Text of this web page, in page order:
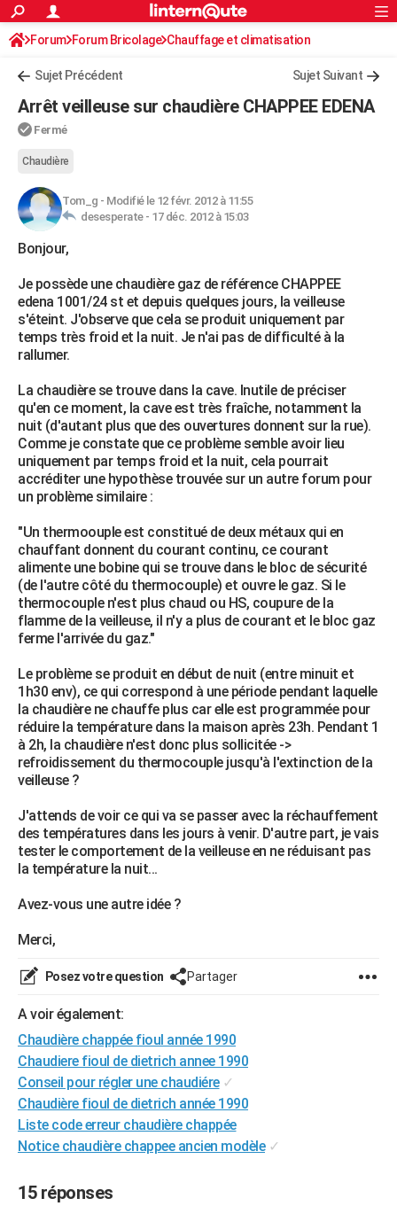
ACTUALITÉS
Politique
Société
Faits Divers
Education
Monde
Villes
+
Programme TV
TNTStreaming
Cinéma
Sorties cinéma
Musique
+FINANCE
Retraite
Impôts
Epargne
Immobilier
Risques naturels par ville
Banque
Assurance
Crédit
AUTO
Essais
Réserver un essai
Citadines
Berlines
SUV
Forum auto
+
HIGH-TECH
Mobiles
Meilleur smartphone
Internet
Ordinateurs
Jeux vidéo
Guide high-tech
Guides de France
Escapades
Patrimoine
Expositions
Musées
Week-end nature
+LIFESTYLE
Art de vivre
Bien-être
Loisirs
Mode
Modes de vie
SANTE
VOYAGE
Destinations
City break
Voyage nature
Voyage de noces
Forum
Climat
+PHOTO
GUIDES D'ACHAT
BONS PLANS
CARTE DE VOEUX
Carte de Noël
Carte Bonne année
Carte Saint-Valentin
Carte Pâques
Carte d'anniversaire
DICTIONNAIRE
Dictionnaire
Biographies
Citations
Expressions
Proverbes
PROGRAMME TV
COPAINS D'AVANT
S'inscrire
Se connecter
Lycées
Collèges
Primaires
Universités
Entreprises
Service militaire
Avis de recherche
AVIS DE DÉCÈS
FORUM
Bricolage
Lifestyle
Culture
Sport
Auto
Television
Voyage
Cinema
Rechercher
S'inscrire
Connexion
Forum Forum Bricolage Chauffage et climatisation
Sujet Précédent Sujet Suivant
Arrêt veilleuse sur chaudière CHAPPEE EDENA
Fermé
Chaudière
Tom_g - Modifié le 12 févr. 2012 à 11:55
desesperate - 17 déc. 2012 à 15:03
Bonjour,
Je possède une chaudière gaz de référence CHAPPEE
edena 1001/24 st et depuis quelques jours, la veilleuse
s'éteint. J'observe que cela se produit uniquement par
temps très froid et la nuit. Je n'ai pas de difficulté à la
rallumer.
La chaudière se trouve dans la cave. Inutile de préciser
qu'en ce moment, la cave est très fraîche, notamment la
nuit (d'autant plus que des ouvertures donnent sur la rue).
Comme je constate que ce problème semble avoir lieu
uniquement par temps froid et la nuit, cela pourrait
accréditer une hypothèse trouvée sur un autre forum pour
un problème similaire :
"Un thermoouple est constitué de deux métaux qui en
chauffant donnent du courant continu, ce courant
alimente une bobine qui se trouve dans le bloc de sécurité
(de l'autre côté du thermocouple) et ouvre le gaz. Si le
thermocouple n'est plus chaud ou HS, coupure de la
flamme de la veilleuse, il n'y a plus de courant et le bloc gaz
ferme l'arrivée du gaz."
Le problème se produit en début de nuit (entre minuit et
1h30 env), ce qui correspond à une période pendant laquelle
la chaudière ne chauffe plus car elle est programmée pour
réduire la température dans la maison après 23h. Pendant 1
à 2h, la chaudière n'est donc plus sollicitée ->
refroidissement du thermocouple jusqu'à l'extinction de la
veilleuse ?
J'attends de voir ce qui va se passer avec la réchauffement
des températures dans les jours à venir. D'autre part, je vais
tester le comportement de la veilleuse en ne réduisant pas
la température la nuit...
Avez-vous une autre idée ?
Merci,
Posez votre question Partager
A voir également:
Chaudière chappée fioul année 1990
Chaudiere fioul de dietrich annee 1990
Conseil pour régler une chaudiére ✓
Chaudière fioul de dietrich année 1990
Liste code erreur chaudière chappée
Notice chaudière chappee ancien modèle ✓
15 réponses